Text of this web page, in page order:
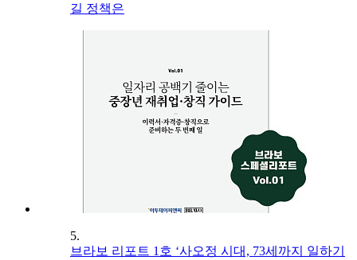
길 정책은
5.
브라보 리포트 1호 ‘사오정 시대, 73세까지 일하기